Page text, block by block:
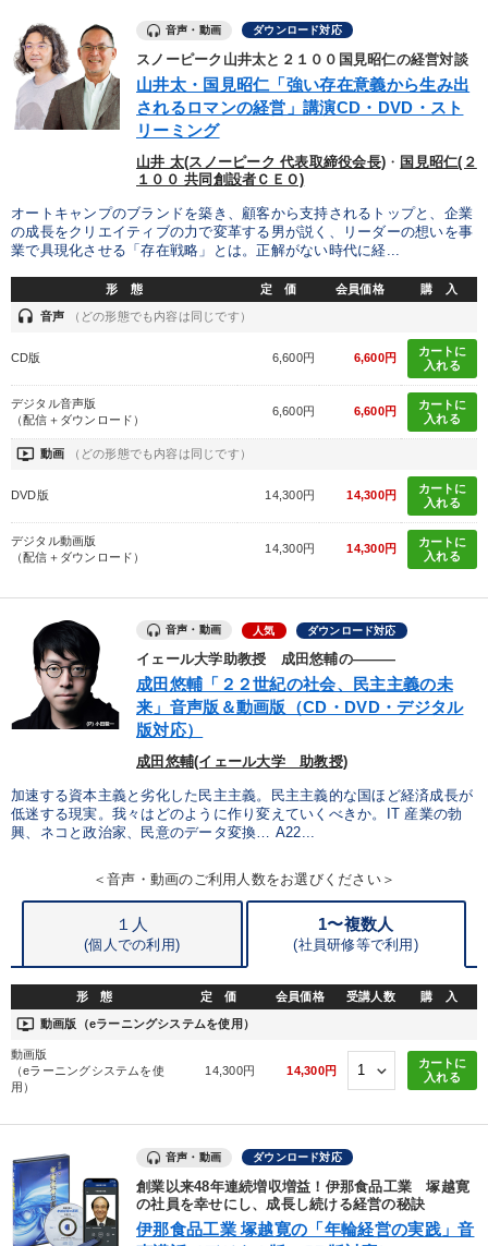
AI リピート 節税 ベンチャー
デジタルマーケティング 井上和弘 インフレ対策・値上げ
心を磨く 仕組み 不動産
リーダーシップ 会長
経営計画 対談・座談会 コミュニケーション
※「更新」を押すと「タグ・キーワード」を更新いただけます。
音声・動画 ダウンロード対応
スノーピーク山井太と２１００国見昭仁の経営対談
山井太・国見昭仁「強い存在意義から生み出
されるロマンの経営」講演CD・DVD・スト
リーミング
山井 太(スノーピーク 代表取締役会長) ・ 国見昭仁(２
１００ 共同創設者ＣＥＯ)
オートキャンプのブランドを築き、顧客から支持されるトップと、企業
の成長をクリエイティブの力で変革する男が説く、リーダーの想いを事
業で具現化させる「存在戦略」とは。正解がない時代に経...
形 態 定 価 会員価格 購 入
headset 音声 （どの形態でも内容は同じです）
CD版 6,600円 6,600円
カートに
入れる
デジタル音声版
（配信＋ダウンロード）
6,600円 6,600円
カートに
入れる
ondemand_video 動画 （どの形態でも内容は同じです）
DVD版 14,300円 14,300円
カートに
入れる
デジタル動画版
（配信＋ダウンロード）
14,300円 14,300円
カートに
入れる
音声・動画 人気 ダウンロード対応
イェール大学助教授 成田悠輔の―――
成田悠輔「２２世紀の社会、民主主義の未
来」音声版＆動画版（CD・DVD・デジタル
版対応）
成田悠輔(イェール大学 助教授)
加速する資本主義と劣化した民主主義。民主主義的な国ほど経済成長が
低迷する現実。我々はどのように作り変えていくべきか。IT 産業の勃
興、ネコと政治家、民意のデータ変換… A22...
＜音声・動画のご利用人数をお選びください＞
１人
(個人での利用)
1〜複数人
(社員研修等で利用)
形 態 定 価 会員価格 受講人数 購 入
ondemand_video 動画版（eラーニングシステムを使用）
動画版
（eラーニングシステムを使
用）
14,300円 14,300円
カートに
入れる
音声・動画 ダウンロード対応
創業以来48年連続増収増益！伊那食品工業 塚越寛
の社員を幸せにし、成長し続ける経営の秘訣
伊那食品工業 塚越寛の「年輪経営の実践」音